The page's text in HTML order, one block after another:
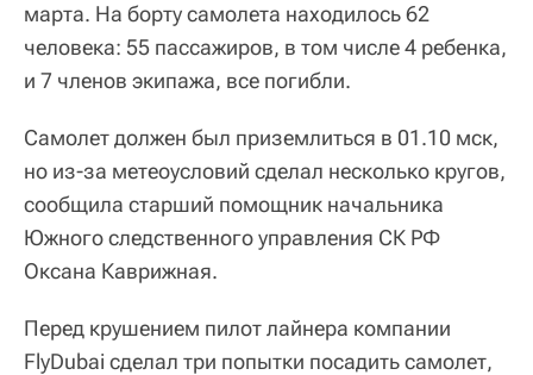
марта. На борту самолета находилось 62
человека: 55 пассажиров, в том числе 4 ребенка,
и 7 членов экипажа, все погибли.
Самолет должен был приземлиться в 01.10 мск,
но из-за метеоусловий сделал несколько кругов,
сообщила старший помощник начальника
Южного следственного управления СК РФ
Оксана Каврижная.
Перед крушением пилот лайнера компании
FlyDubai сделал три попытки посадить самолет,